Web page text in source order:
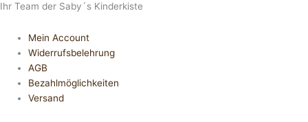
Ihr Team der Saby´s Kinderkiste
Mein Account
Widerrufsbelehrung
AGB
Bezahlmöglichkeiten
Versand